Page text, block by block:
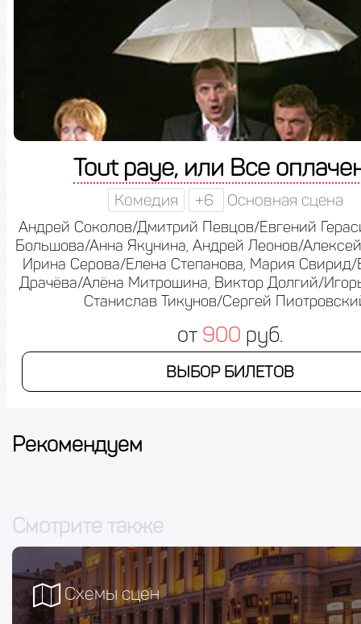
Tout paye, или Все
Комедия +6 Основная сцена
Андрей Соколов/Дмитрий Певцов/Евгений
Большова/Анна Якунина, Андрей Леонов/
Ирина Серова/Елена Степанова, Мария Свирид/
Драчёва/Алёна Митрошина, Виктор Долгий/
Станислав Тикунов/Сергей
от 900 руб.
ВЫБОР БИЛЕТОВ
Рекомендуем
Смотрите также
Схемы сцен